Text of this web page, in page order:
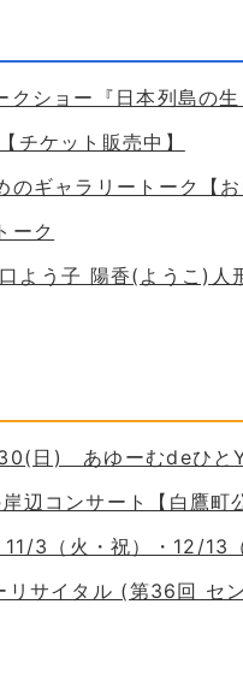
ショー『日本列島の生
ケット販売中】
ギャラリートーク【お
ク
う子 陽香(ようこ)人
日) あゆーむdeひと
辺コンサート【白鷹町
3（火・祝）・12/
サイタル (第36回 セ